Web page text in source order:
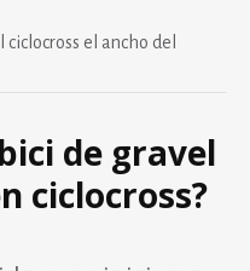
ciclocross el ancho del
de gravel
ciclocross?